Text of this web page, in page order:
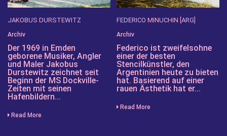
JAKOBUS DURSTEWITZ
Archiv
Der 1969 in Emden
geborene Musiker, Angler
und Maler Jakobus
Durstewitz zeichnet seit
Beginn der MS Dockville-
Zeiten mit seinen
Hafenbildern...
Read More
FEDERICO MINUCHIN [ARG]
Archiv
Federico ist zweifelsohne
einer der besten
Stencilkünstler, den
Argentinien heute zu bieten
hat. Basierend auf einer
rauen Ästhetik hat er...
Read More